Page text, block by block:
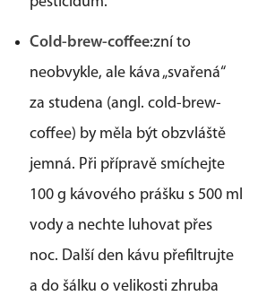
Cold-brew-coffee:zní to
neobvykle, ale káva „svařená“
za studena (angl. cold-brew-
coffee) by měla být obzvláště
jemná. Při přípravě smíchejte
100 g kávového prášku s 500 ml
vody a nechte luhovat přes
noc. Další den kávu přefiltrujte
a do šálku o velikosti zhruba